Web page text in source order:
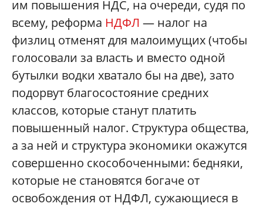
им повышения НДС, на очереди, судя по
всему, реформа НДФЛ — налог на
физлиц отменят для малоимущих (чтобы
голосовали за власть и вместо одной
бутылки водки хватало бы на две), зато
подорвут благосостояние средних
классов, которые станут платить
повышенный налог. Структура общества,
а за ней и структура экономики окажутся
совершенно скособоченными: бедняки,
которые не становятся богаче от
освобождения от НДФЛ, сужающиеся в